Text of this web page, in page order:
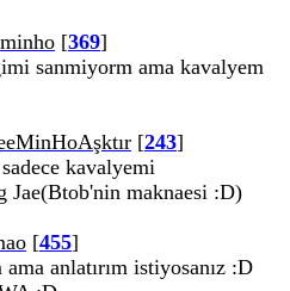
[369]
sanmiyorm ama kavalyem
[243]
kavalyemi
Jae(Btob'nin maknaesi :D)
[455]
anlatırım istiyosanız :D